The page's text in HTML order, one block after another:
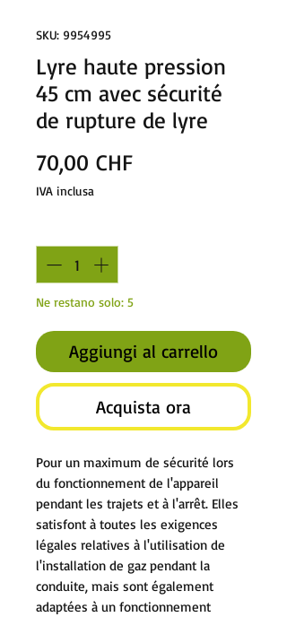
SKU: 9954995
Lyre haute pression
45 cm avec sécurité
de rupture de lyre
70,00 CHFPrezzo
IVA inclusa
Ne restano solo: 5
Aggiungi al carrello
Acquista ora
Pour un maximum de sécurité lors
du fonctionnement de l'appareil
pendant les trajets et à l'arrêt. Elles
satisfont à toutes les exigences
légales relatives à l'utilisation de
l'installation de gaz pendant la
conduite, mais sont également
adaptées à un fonctionnement